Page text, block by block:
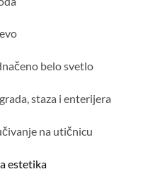
belo svetlo
staza i enterijera
na utičnicu
estetika